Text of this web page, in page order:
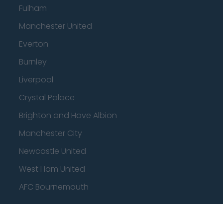
Fulham
Manchester United
Everton
Burnley
Liverpool
Crystal Palace
Brighton and Hove Albion
Manchester City
Newcastle United
West Ham United
AFC Bournemouth